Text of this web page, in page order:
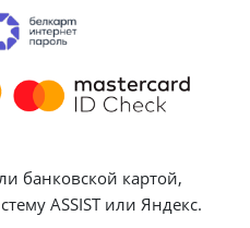
банковской картой,
ASSIST или Яндекс.